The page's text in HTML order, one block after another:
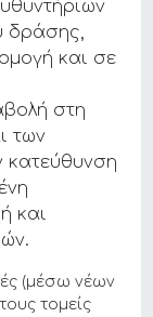
δράσης,
και σε
στη
των
κατεύθυνση
και
(μέσω νέων
τομείς